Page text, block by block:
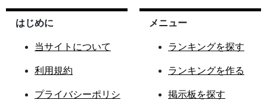
はじめに
当サイトについて
利用規約
プライバシーポリシ
メニュー
ランキングを探す
ランキングを作る
掲示板を探す